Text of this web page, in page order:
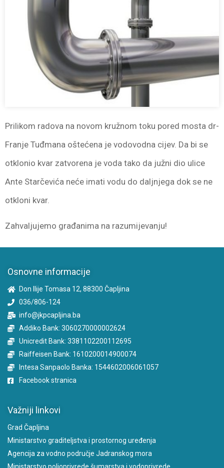
Prilikom radova na novom kružnom toku pored mosta dr-
Franje Tuđmana oštećena je vodovodna cijev. Da bi se
otklonio kvar zatvorena je voda tako da južni dio ulice
Ante Starčevića neće imati vodu do daljnjega dok se ne
otkloni kvar.
Zahvaljujemo građanima na razumijevanju!
Osnovne informacije
Don Ilije Tomasa 12, 88300 Čapljina
036/806-124
info@jkpcapljina.ba
Addiko Bank: 3060270000002624
Unicredit Bank: 3381102200112695
Raiffeisen Bank: 1610200014900074
Intesa Sanpaolo Banka: 1544602006061057
Facebook stranica
Važniji linkovi
Grad Čapljina
Ministarstvo graditeljstva i prostornog uređenja
Agencija za vodno područje Jadranskog mora